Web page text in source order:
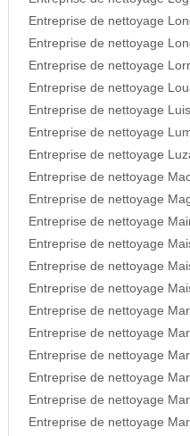
Entreprise de nettoyage
Entreprise de nettoyage
Entreprise de nettoyage
Entreprise de nettoyage
Entreprise de nettoyage
Entreprise de nettoyage
Entreprise de nettoyage
Entreprise de nettoyage
Entreprise de nettoyage
Entreprise de nettoyage
Entreprise de nettoyage
Entreprise de nettoyage
Entreprise de nettoyage
Entreprise de nettoyage
Entreprise de nettoyage
Entreprise de nettoyage
Entreprise de nettoyage
Entreprise de nettoyage
Entreprise de nettoyage